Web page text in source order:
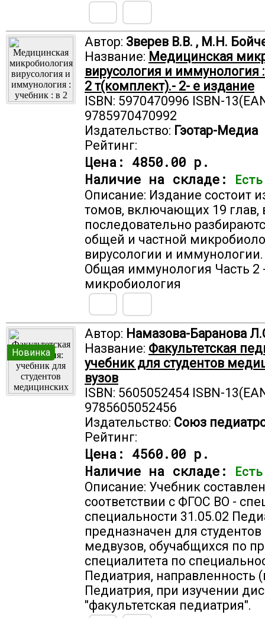
Автор: Зверев В.В. , М.Н.
Название: Медицинская
вирусология и иммунология
2 т(комплект).- 2- е издание
ISBN: 5970470996 ISBN-
9785970470992
Издательство: Гэотар-Медиа
Рейтинг:
Цена: 4850.00 р.
Наличие на складе:
Описание: Издание состоит
томов, включающих 19 глав,
последовательно
общей и частной
вирусологии и иммунологии.
Общая иммунология Часть 2
микробиология
Новинка
Автор: Намазова-Баранова
Название: Факультетская
учебник для студентов
вузов
ISBN: 5605052454 ISBN-
9785605052456
Издательство: Союз
Рейтинг:
Цена: 4560.00 р.
Наличие на складе:
Описание: Учебник
соответствии с ФГОС ВО -
специальности 31.05.02
предназначен для студентов
медвузов, обучабщихся по
специалитета по
Педиатрия, направленность
Педиатрия, при изучении
"факультетская педиатрия".